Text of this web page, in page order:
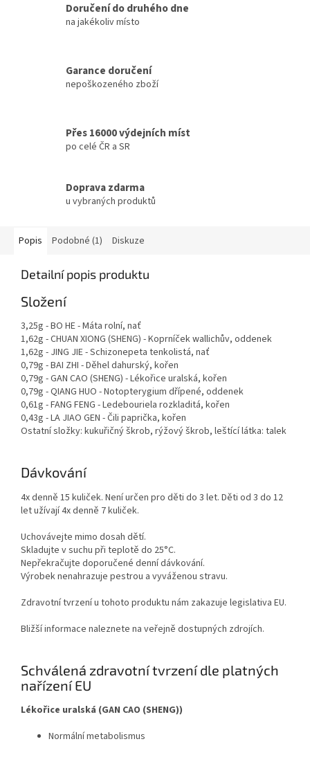
Doručení do druhého dne
na jakékoliv místo
Garance doručení
nepoškozeného zboží
Přes 16000 výdejních míst
po celé ČR a SR
Doprava zdarma
u vybraných produktů
Popis Podobné (1) Diskuze
Detailní popis produktu
Složení
3,25g - BO HE - Máta rolní, nať
1,62g - CHUAN XIONG (SHENG) - Koprníček wallichův, oddenek
1,62g - JING JIE - Schizonepeta tenkolistá, nať
0,79g - BAI ZHI - Děhel dahurský, kořen
0,79g - GAN CAO (SHENG) - Lékořice uralská, kořen
0,79g - QIANG HUO - Notopterygium dřípené, oddenek
0,61g - FANG FENG - Ledebouriela rozkladitá, kořen
0,43g - LA JIAO GEN - Čili paprička, kořen
Ostatní složky: kukuřičný škrob, rýžový škrob, leštící látka: talek
Dávkování
4x denně 15 kuliček. Není určen pro děti do 3 let. Děti od 3 do 12
let užívají 4x denně 7 kuliček.
Uchovávejte mimo dosah dětí.
Skladujte v suchu při teplotě do 25°C.
Nepřekračujte doporučené denní dávkování.
Výrobek nenahrazuje pestrou a vyváženou stravu.
Zdravotní tvrzení u tohoto produktu nám zakazuje legislativa EU.
Bližší informace naleznete na veřejně dostupných zdrojích.
Schválená zdravotní tvrzení dle platných
nařízení EU
Lékořice uralská (GAN CAO (SHENG))
Normální metabolismus